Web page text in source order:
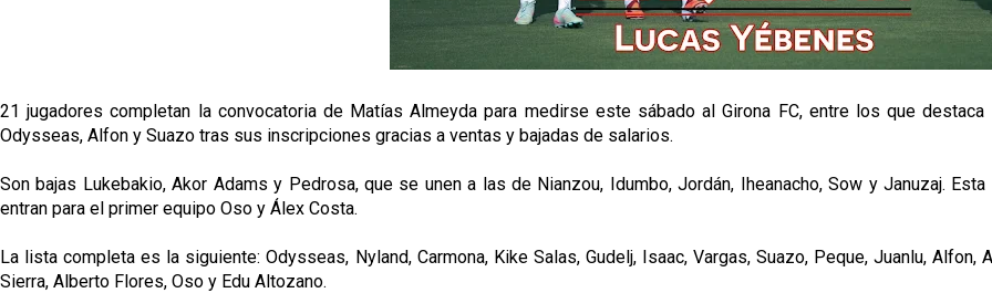
21 jugadores completan la convocatoria de Matías Almeyda para medirse este sábado al Girona FC, entre los que
Odysseas, Alfon y Suazo tras sus inscripciones gracias a ventas y bajadas de salarios.
Son bajas Lukebakio, Akor Adams y Pedrosa, que se unen a las de Nianzou, Idumbo, Jordán, Iheanacho, Sow y Januzaj.
entran para el primer equipo Oso y Álex Costa.
La lista completa es la siguiente: Odysseas, Nyland, Carmona, Kike Salas, Gudelj, Isaac, Vargas, Suazo, Peque, Juanlu, Alfon,
Sierra, Alberto Flores, Oso y Edu Altozano.